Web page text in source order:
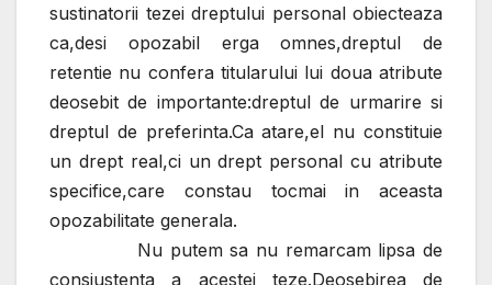
sustinatorii tezei dreptului personal obiecteaza
ca,desi opozabil erga omnes,dreptul de
retentie nu confera titularului lui doua atribute
deosebit de importante:dreptul de urmarire si
dreptul de preferinta.Ca atare,el nu constituie
un drept real,ci un drept personal cu atribute
specifice,care constau tocmai in aceasta
opozabilitate generala.
Nu putem sa nu remarcam lipsa de
consiustenta a acestei teze.Deosebirea de